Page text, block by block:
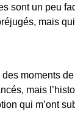
sont un peu
mais
moments
mais
qui m’ont